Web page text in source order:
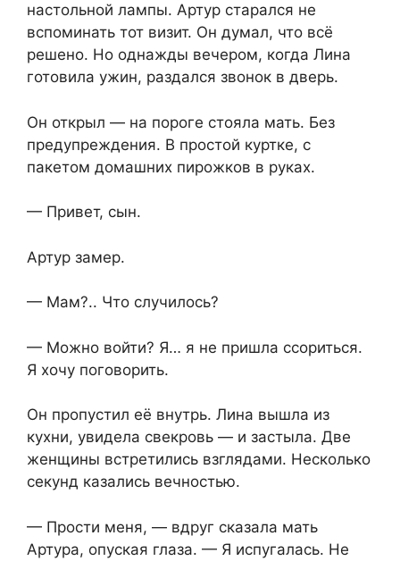
настольной лампы. Артур старался не
вспоминать тот визит. Он думал, что всё
решено. Но однажды вечером, когда Лина
готовила ужин, раздался звонок в дверь.
Он открыл — на пороге стояла мать. Без
предупреждения. В простой куртке, с
пакетом домашних пирожков в руках.
— Привет, сын.
Артур замер.
— Мам?.. Что случилось?
— Можно войти? Я… я не пришла ссориться.
Я хочу поговорить.
Он пропустил её внутрь. Лина вышла из
кухни, увидела свекровь — и застыла. Две
женщины встретились взглядами. Несколько
секунд казались вечностью.
— Прости меня, — вдруг сказала мать
Артура, опуская глаза. — Я испугалась. Не